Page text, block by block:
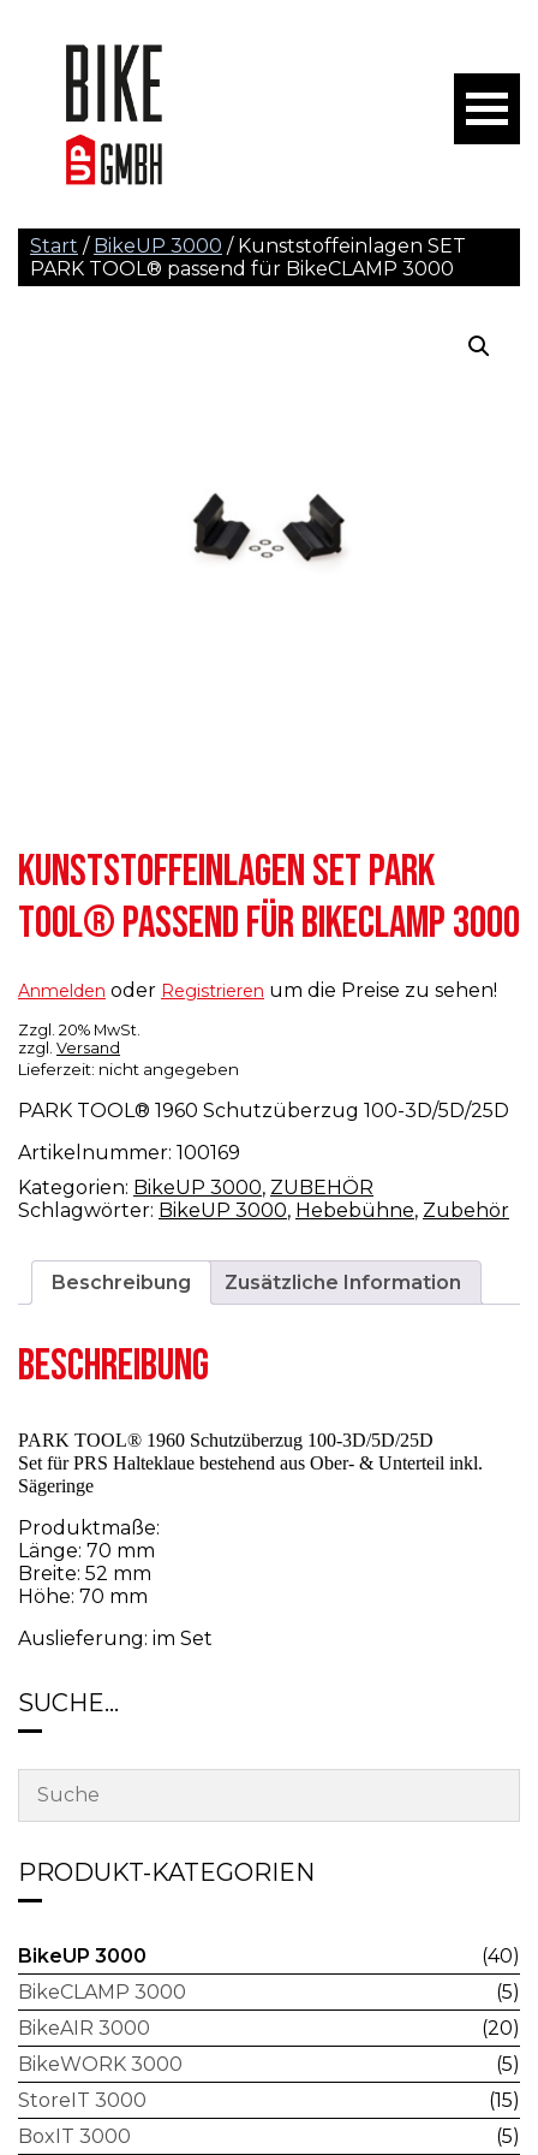
Start / BikeUP 3000 / Kunststoffeinlagen SET
PARK TOOL® passend für BikeCLAMP 3000
KUNSTSTOFFEINLAGEN SET PARK
TOOL® PASSEND FÜR BIKECLAMP 3000
Anmelden oder Registrieren um die Preise zu sehen!
Zzgl. 20% MwSt.
zzgl. Versand
Lieferzeit: nicht angegeben
PARK TOOL® 1960 Schutzüberzug 100-3D/5D/25D
Artikelnummer: 100169
Kategorien: BikeUP 3000, ZUBEHÖR
Schlagwörter: BikeUP 3000, Hebebühne, Zubehör
Beschreibung Zusätzliche Information
BESCHREIBUNG
PARK TOOL® 1960 Schutzüberzug 100-3D/5D/25D
Set für PRS Halteklaue bestehend aus Ober- & Unterteil inkl.
Sägeringe
Produktmaße:
Länge: 70 mm
Breite: 52 mm
Höhe: 70 mm
Auslieferung: im Set
SUCHE…
PRODUKT-KATEGORIEN
BikeUP 3000
(40)
BikeCLAMP 3000
(5)
BikeAIR 3000
(20)
BikeWORK 3000
(5)
StoreIT 3000
(15)
BoxIT 3000
(5)